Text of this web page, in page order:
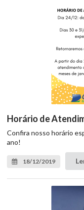
Horário de
Confira nosso horário
ano!
18/12/2019